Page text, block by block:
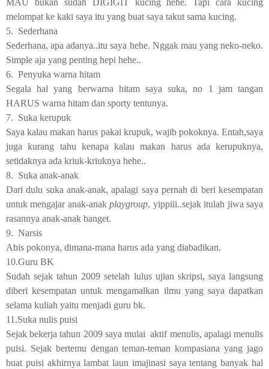
melompat ke kaki saya itu yang buat saya takut sama kucing.
5. Sederhana
Sederhana, apa adanya..itu saya hehe. Nggak mau yang neko-neko.
Simple aja yang penting hepi hehe..
6. Penyuka warna hitam
Segala hal yang berwarna hitam saya suka, no 1 jam tangan
HARUS warna hitam dan sporty tentunya.
7. Suka kerupuk
Saya kalau makan harus pakai krupuk, wajib pokoknya. Entah,saya
juga kurang tahu kenapa kalau makan harus ada kerupuknya,
setidaknya ada kriuk-kriuknya hehe..
8. Suka anak-anak
Dari dulu suka anak-anak, apalagi saya pernah di beri kesempatan
untuk mengajar anak-anakplaygroup, yippiii..sejak itulah jiwa saya
rasannya anak-anak banget.
9. Narsis
Abis pokonya, dimana-mana harus ada yang diabadikan.
10.Guru BK
Sudah sejak tahun 2009 setelah lulus ujian skripsi, saya langsung
diberi kesempatan untuk mengamalkan ilmu yang saya dapatkan
selama kuliah yaitu menjadi guru bk.
11.Suka nulis puisi
Sejak bekerja tahun 2009 saya mulai aktif menulis, apalagi menulis
puisi. Sejak bertemu dengan teman-teman kompasiana yang jago
buat puisi akhirnya lambat laun imajinasi saya tentang banyak hal